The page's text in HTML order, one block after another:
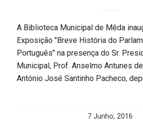
A Biblioteca Municipal de Mêda
Exposição "Breve História do
Português" na presença do Sr.
Municipal, Prof. Anselmo Antunes
António José Santinho Pacheco,
7 Junho, 2016